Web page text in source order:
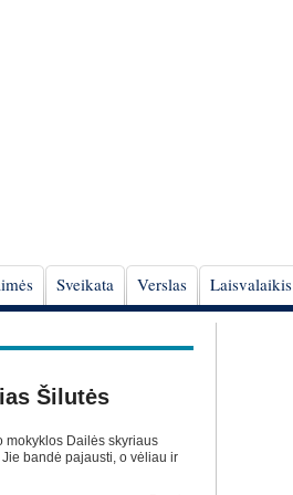
Sveikata Verslas Laisvalaikis
Šilutės
mokyklos Dailės skyriaus
bandė pajausti, o vėliau ir